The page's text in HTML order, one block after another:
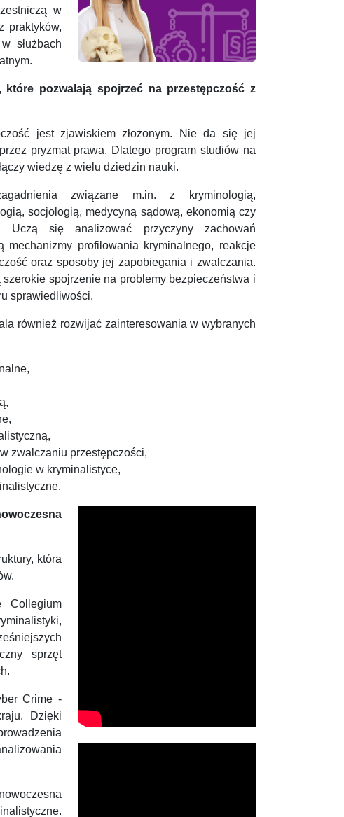
w
praktyków,
służbach
które pozwalają spojrzeć na przestępczość z
jest zjawiskiem złożonym. Nie da się jej
pryzmat prawa. Dlatego program studiów na
wiedzę z wielu dziedzin nauki.
związane m.in. z kryminologią,
socjologią, medycyną sądową, ekonomią czy
Uczą się analizować przyczyny zachowań
mechanizmy profilowania kryminalnego, reakcje
oraz sposoby jej zapobiegania i zwalczania.
spojrzenie na problemy bezpieczeństwa i
sprawiedliwości.
również rozwijać zainteresowania w wybranych
zwalczaniu przestępczości,
w kryminalistyce,
która
Collegium
sprzęt
Crime -
Dzięki